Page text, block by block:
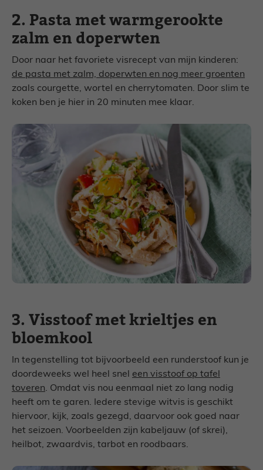
2. Pasta met warmgerookte
zalm en doperwten
Door naar het favoriete visrecept van mijn kinderen:
de pasta met zalm, doperwten en nog meer groenten
zoals courgette, wortel en cherrytomaten. Door slim te
koken ben je hier in 20 minuten mee klaar.
3. Visstoof met krieltjes en
bloemkool
In tegenstelling tot bijvoorbeeld een runderstoof kun je
doordeweeks wel heel snel een visstoof op tafel
toveren. Omdat vis nou eenmaal niet zo lang nodig
heeft om te garen. Iedere stevige witvis is geschikt
hiervoor, kijk, zoals gezegd, daarvoor ook goed naar
het seizoen. Voorbeelden zijn kabeljauw (of skrei),
heilbot, zwaardvis, tarbot en roodbaars.